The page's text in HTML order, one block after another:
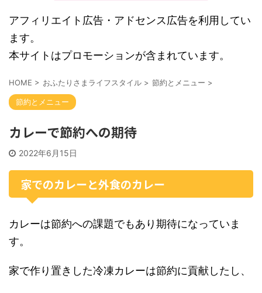
アフィリエイト広告・アドセンス広告を利用してい
ます。
本サイトはプロモーションが含まれています。
HOME > おふたりさまライフスタイル > 節約とメニュー >
節約とメニュー
カレーで節約への期待
2022年6月15日
家でのカレーと外食のカレー
カレーは節約への課題でもあり期待になっていま
す。
家で作り置きした冷凍カレーは節約に貢献したし、